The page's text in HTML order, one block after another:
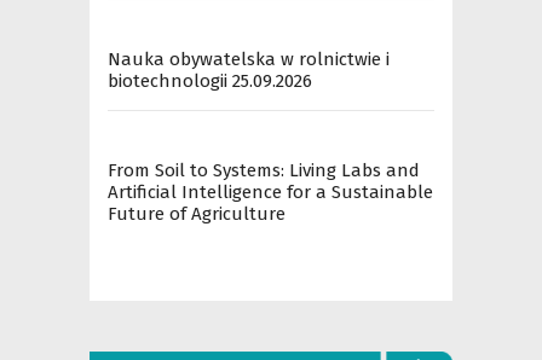
Nauka obywatelska w rolnictwie i
biotechnologii 25.09.2026
From Soil to Systems: Living Labs and
Artificial Intelligence for a Sustainable
Future of Agriculture